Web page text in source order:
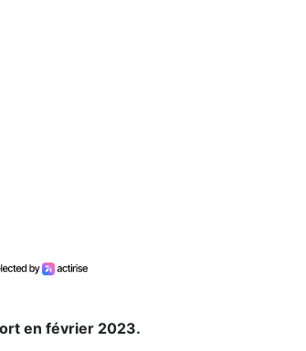
en février 2023.